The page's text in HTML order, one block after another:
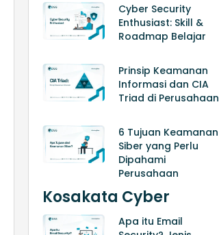
Cyber Security
Enthusiast: Skill &
Roadmap Belajar
Prinsip Keamanan
Informasi dan CIA
Triad di Perusahaan
6 Tujuan Keamanan
Siber yang Perlu
Dipahami
Perusahaan
Kosakata Cyber
Apa itu Email